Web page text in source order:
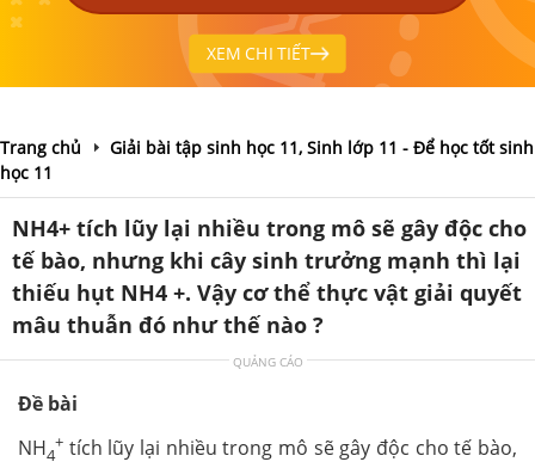
XEM CHI TIẾT
Trang chủ
Giải bài tập sinh học 11, Sinh lớp 11 - Để học tốt sinh
học 11
NH4+ tích lũy lại nhiều trong mô sẽ gây độc cho
tế bào, nhưng khi cây sinh trưởng mạnh thì lại
thiếu hụt NH4 +. Vậy cơ thể thực vật giải quyết
mâu thuẫn đó như thế nào ?
QUẢNG CÁO
Đề bài
NH4
+ tích lũy lại nhiều trong mô sẽ gây độc cho tế bào,